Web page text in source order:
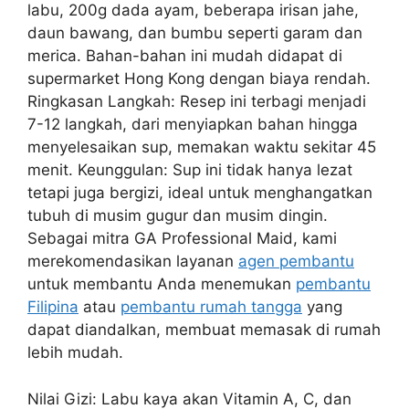
labu, 200g dada ayam, beberapa irisan jahe,
daun bawang, dan bumbu seperti garam dan
merica. Bahan-bahan ini mudah didapat di
supermarket Hong Kong dengan biaya rendah.
Ringkasan Langkah: Resep ini terbagi menjadi
7-12 langkah, dari menyiapkan bahan hingga
menyelesaikan sup, memakan waktu sekitar 45
menit. Keunggulan: Sup ini tidak hanya lezat
tetapi juga bergizi, ideal untuk menghangatkan
tubuh di musim gugur dan musim dingin.
Sebagai mitra GA Professional Maid, kami
merekomendasikan layanan agen pembantu
untuk membantu Anda menemukan pembantu
Filipina atau pembantu rumah tangga yang
dapat diandalkan, membuat memasak di rumah
lebih mudah.
Nilai Gizi: Labu kaya akan Vitamin A, C, dan